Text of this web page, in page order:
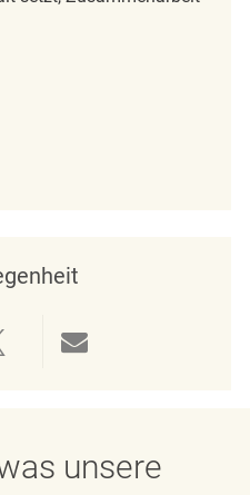
teilen
Twitter teilen
unsere